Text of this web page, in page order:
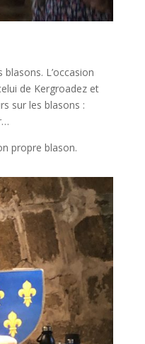
L’occasion
de Kergroadez et
sur les blasons :
propre blason.